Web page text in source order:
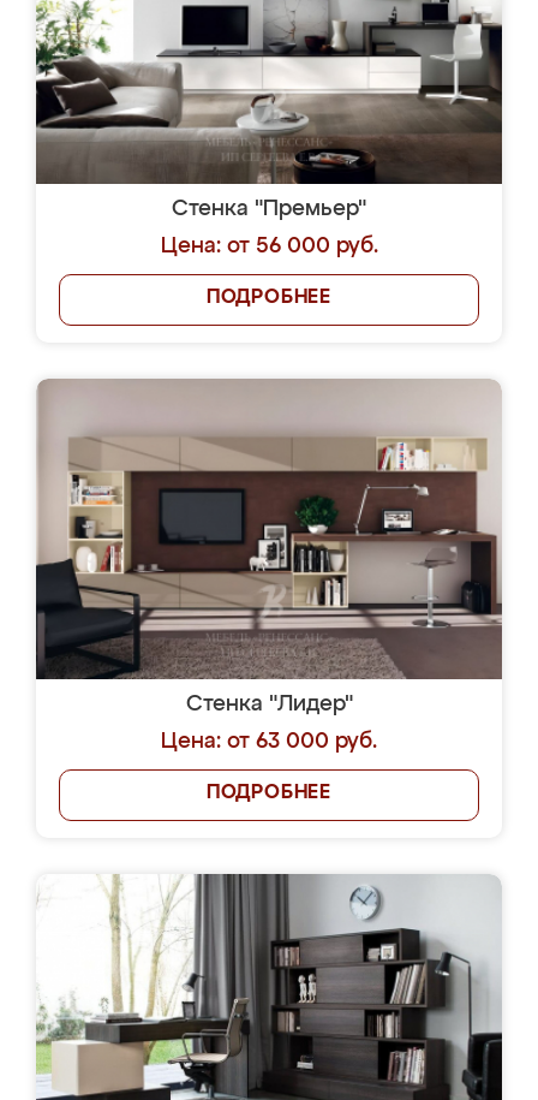
Стенка "Премьер"
Цена: от 56 000 руб.
ПОДРОБНЕЕ
Стенка "Лидер"
Цена: от 63 000 руб.
ПОДРОБНЕЕ